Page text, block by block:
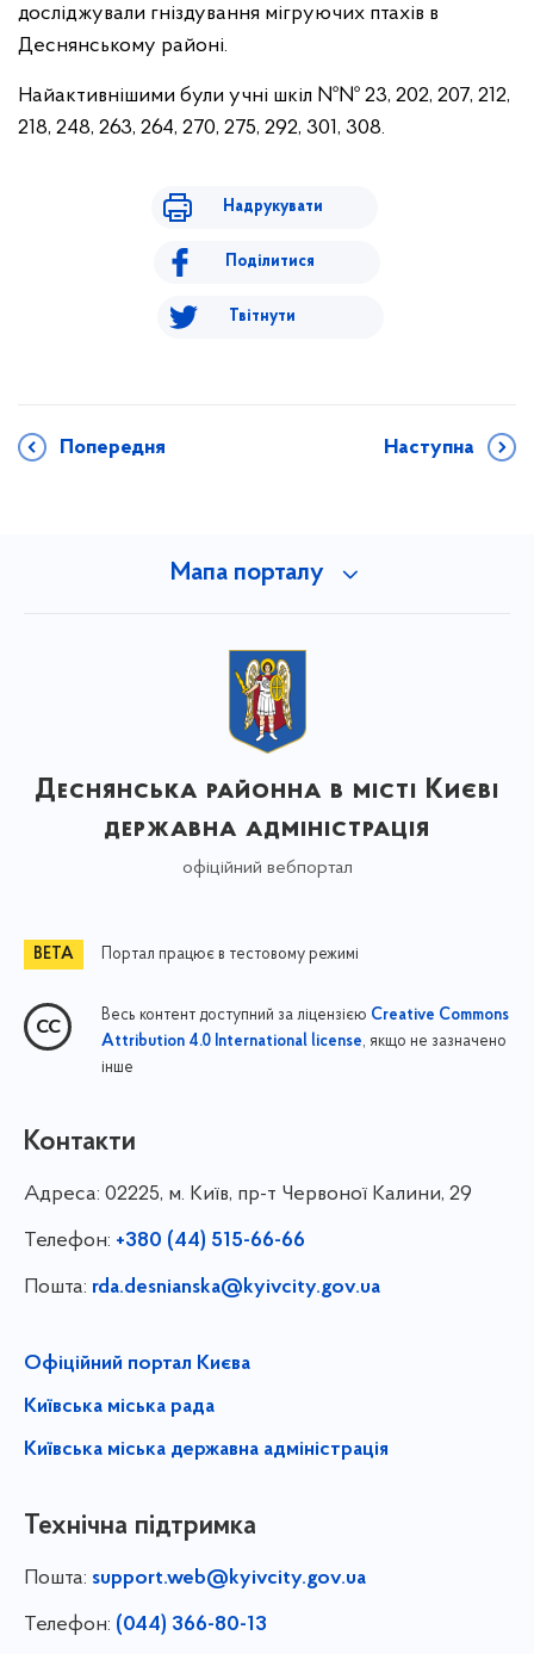
досліджували гніздування мігруючих птахів в
Деснянському районі.
Найактивнішими були учні шкіл №№ 23, 202, 207, 212,
218, 248, 263, 264, 270, 275, 292, 301, 308.
Надрукувати
Поділитися
Твітнути
Попередня Наступна
Мапа порталу
Деснянська районна в місті Києві
державна адміністрація
офіційний вебпортал
Портал працює в тестовому режимі
Весь контент доступний за ліцензією Creative Commons
Attribution 4.0 International license, якщо не зазначено
інше
Контакти
Адреса: 02225, м. Київ, пр-т Червоної Калини, 29
Телефон: +380 (44) 515-66-66
Пошта: rda.desnianska@kyivcity.gov.ua
Офіційний портал Києва
Київська міська рада
Київська міська державна адміністрація
Технічна підтримка
Пошта: support.web@kyivcity.gov.ua
Телефон: (044) 366-80-13